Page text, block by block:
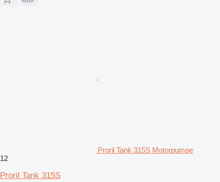
Proril Tank 315S Motorpumpe
12
Proril Tank 315S